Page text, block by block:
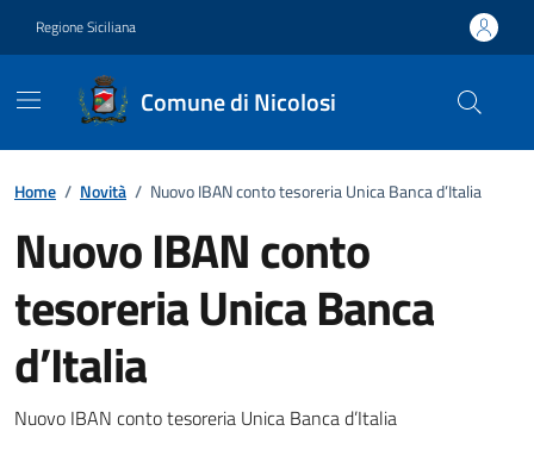
Regione Siciliana
Comune di Nicolosi
Home / Novità / Nuovo IBAN conto tesoreria Unica Banca d’Italia
Nuovo IBAN conto
tesoreria Unica Banca
d’Italia
Dettagli della notizia
Nuovo IBAN conto tesoreria Unica Banca d’Italia